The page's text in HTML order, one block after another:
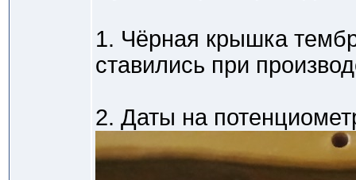
1. Чёрная крышка
ставились при
2. Даты на